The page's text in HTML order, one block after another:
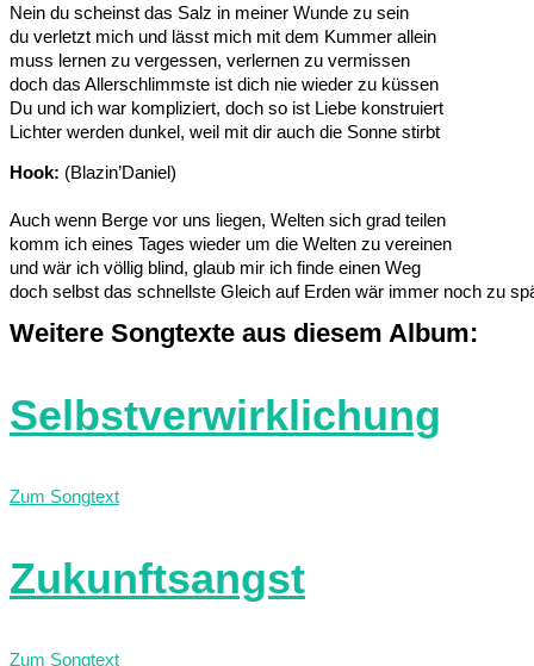
Nein du scheinst das Salz in meiner Wunde zu sein
du verletzt mich und lässt mich mit dem Kummer allein
muss lernen zu vergessen, verlernen zu vermissen
doch das Allerschlimmste ist dich nie wieder zu küssen
Du und ich war kompliziert, doch so ist Liebe konstruiert
Lichter werden dunkel, weil mit dir auch die Sonne stirbt
Hook: (Blazin’Daniel)
Auch wenn Berge vor uns liegen, Welten sich grad teilen
komm ich eines Tages wieder um die Welten zu vereinen
und wär ich völlig blind, glaub mir ich finde einen Weg
doch selbst das schnellste Gleich auf Erden wär immer noch zu
Weitere Songtexte aus diesem Album:
Selbstverwirklichung
Zum Songtext
Zukunftsangst
Zum Songtext